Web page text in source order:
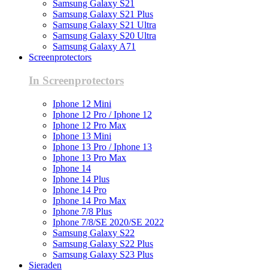
Samsung Galaxy S21
Samsung Galaxy S21 Plus
Samsung Galaxy S21 Ultra
Samsung Galaxy S20 Ultra
Samsung Galaxy A71
Screenprotectors
In Screenprotectors
Iphone 12 Mini
Iphone 12 Pro / Iphone 12
Iphone 12 Pro Max
Iphone 13 Mini
Iphone 13 Pro / Iphone 13
Iphone 13 Pro Max
Iphone 14
Iphone 14 Plus
Iphone 14 Pro
Iphone 14 Pro Max
Iphone 7/8 Plus
Iphone 7/8/SE 2020/SE 2022
Samsung Galaxy S22
Samsung Galaxy S22 Plus
Samsung Galaxy S23 Plus
Sieraden